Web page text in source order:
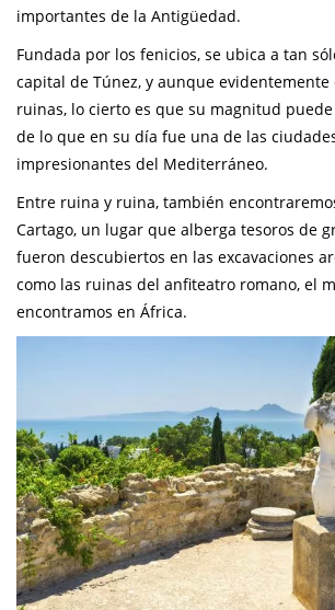
importantes de la Antigüedad.
Fundada por los fenicios, se ubica a tan
capital de Túnez, y aunque evidentemente
ruinas, lo cierto es que su magnitud
de lo que en su día fue una de las
impresionantes del Mediterráneo.
Entre ruina y ruina, también
Cartago, un lugar que alberga tesoros de
fueron descubiertos en las excavaciones
como las ruinas del anfiteatro romano, el
encontramos en África.